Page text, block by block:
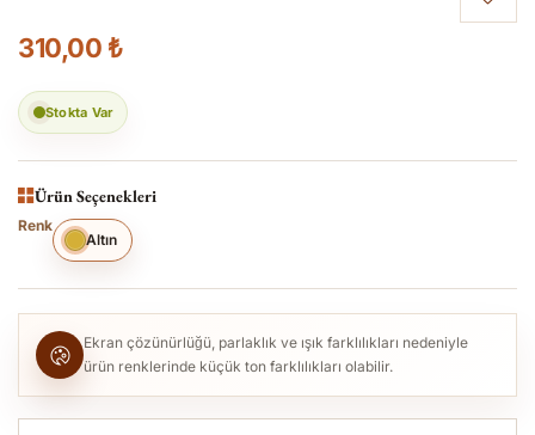
310,00 ₺
Stokta Var
Ürün Seçenekleri
Renk
Altın
Ekran çözünürlüğü, parlaklık ve ışık farklılıkları nedeniyle
ürün renklerinde küçük ton farklılıkları olabilir.